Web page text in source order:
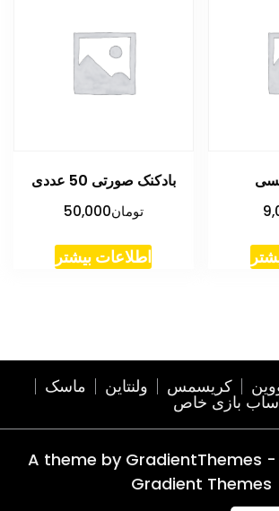
بادکنک صورتی 50 عددی
تومان50,000
اطلاعات بیشتر
کریسمس ولنتاین ماسک
بازی خاص
A theme by GradientThemes
Gradient Themes